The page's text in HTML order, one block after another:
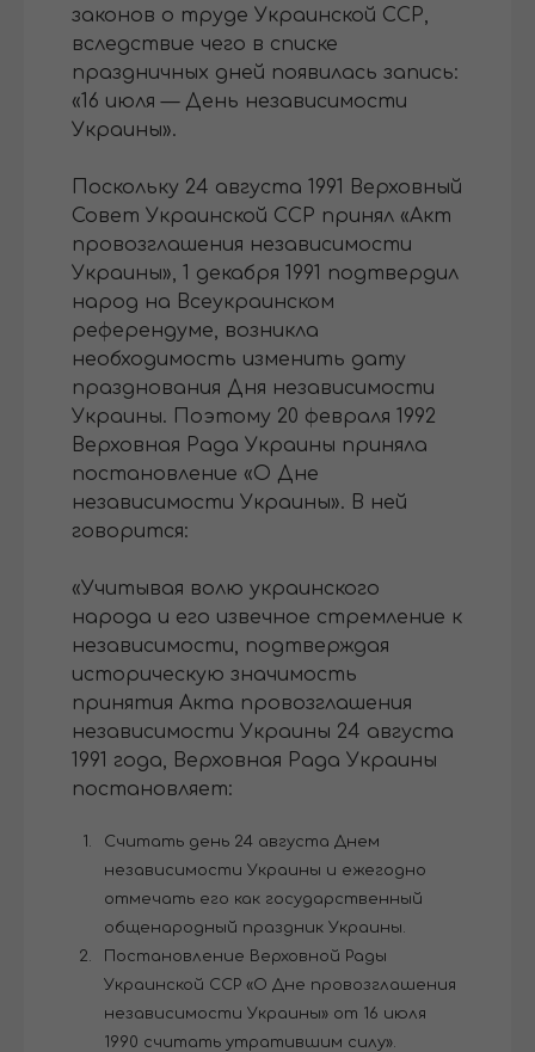
законов о труде Украинской ССР,
вследствие чего в списке
праздничных дней появилась запись:
«16 июля — День независимости
Украины».
Поскольку 24 августа 1991 Верховный
Совет Украинской ССР принял «Акт
провозглашения независимости
Украины», 1 декабря 1991 подтвердил
народ на Всеукраинском
референдуме, возникла
необходимость изменить дату
празднования Дня независимости
Украины. Поэтому 20 февраля 1992
Верховная Рада Украины приняла
постановление «О Дне
независимости Украины». В ней
говорится:
«Учитывая волю украинского
народа и его извечное стремление к
независимости, подтверждая
историческую значимость
принятия Акта провозглашения
независимости Украины 24 августа
1991 года, Верховная Рада Украины
постановляет:
Считать день 24 августа Днем
независимости Украины и ежегодно
отмечать его как государственный
общенародный праздник Украины.
Постановление Верховной Рады
Украинской ССР «О Дне провозглашения
независимости Украины» от 16 июля
1990 считать утратившим силу».